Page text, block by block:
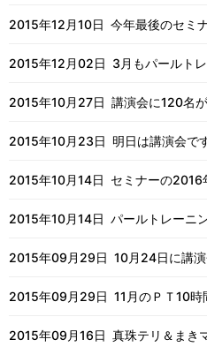
2015年12月10日 今年最後のセミ
2015年12月02日 3月もパールト
2015年10月27日 講演会に120名
2015年10月23日 明日は講演会で
2015年10月14日 セミナーの2016
2015年10月14日 パールトレーニ
2015年09月29日 10月24日に講
2015年09月29日 11月のＰＴ10時
2015年09月16日 真珠テリ＆まき